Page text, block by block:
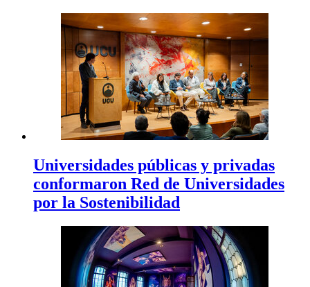
Universidades públicas y privadas
conformaron Red de Universidades
por la Sostenibilidad